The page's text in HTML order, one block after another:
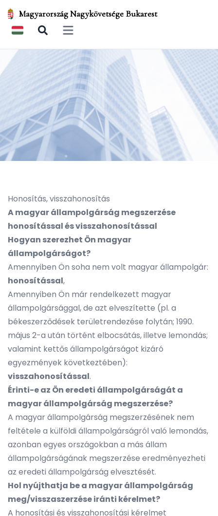
Magyarország Nagykövetsége Bukarest
Open main menu
Honosítás, visszahonosítás
A magyar állampolgárság megszerzése
honosítással és visszahonosítással
Hogyan szerezhet Ön magyar
állampolgárságot?
Amennyiben Ön soha nem volt magyar állampolgár:
honosítással,
​Amennyiben Ön már rendelkezett magyar
állampolgársággal, de azt elveszítette (pl. a
békeszerződések területrendezése folytán; 1990.
május 2-a után történt elbocsátás, illetve lemondás;
valamint kettős állampolgárságot kizáró
egyezmények következtében):
visszahonosítással.
Érinti-e az Ön eredeti állampolgárságát a
magyar állampolgárság megszerzése?
A magyar állampolgárság megszerzésének nem
feltétele a külföldi állampolgárságról való lemondás,
azonban egyes országokban a más állam
állampolgárságának megszerzése eredményezheti
az eredeti állampolgárság elvesztését.
Hol nyújthatja be a magyar állampolgárság
meg/visszaszerzése iránti kérelmet?
A honosítási és visszahonosítási kérelmet